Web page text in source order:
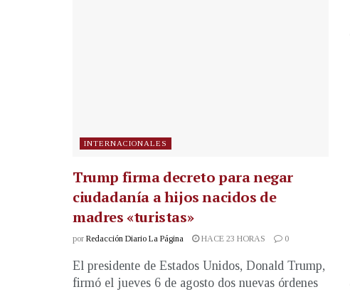
INTERNACIONALES
Trump firma decreto para negar
ciudadanía a hijos nacidos de
madres «turistas»
por Redacción Diario La Página HACE 23 HORAS 0
El presidente de Estados Unidos, Donald Trump,
firmó el jueves 6 de agosto dos nuevas órdenes